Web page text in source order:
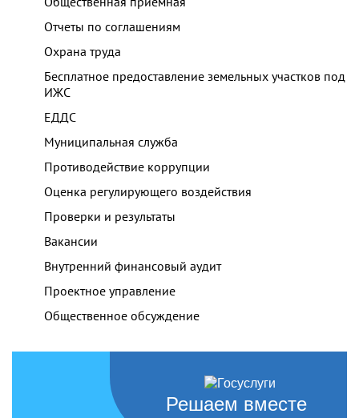
Отчеты по соглашениям
Охрана труда
Бесплатное предоставление земельных участков под
ИЖС
ЕДДС
Муниципальная служба
Противодействие коррупции
Оценка регулирующего воздействия
Проверки и результаты
Вакансии
Внутренний финансовый аудит
Проектное управление
Общественное обсуждение
Решаем вместе